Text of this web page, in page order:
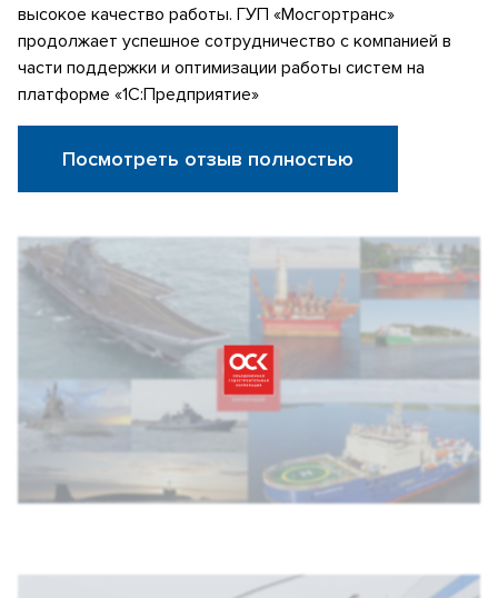
высокое качество работы. ГУП «Мосгортранс»
продолжает успешное сотрудничество с компанией в
части поддержки и оптимизации работы систем на
платформе «1С:Предприятие»
Посмотреть отзыв полностью